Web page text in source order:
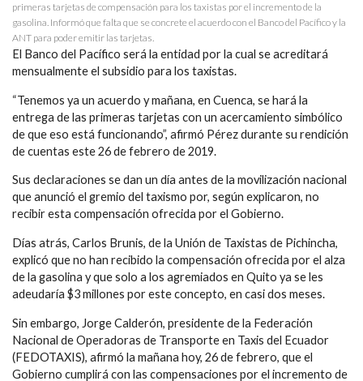
primeras tarjetas de compensación para los taxistas por el incremento de la
gasolina. Informó que falta que se concrete el acuerdo con el Banco del Pacífico y la
ANT para poder emitir las tarjetas.
El Banco del Pacífico será la entidad por la cual se acreditará
mensualmente el subsidio para los taxistas.
“Tenemos ya un acuerdo y mañana, en Cuenca, se hará la
entrega de las primeras tarjetas con un acercamiento simbólico
de que eso está funcionando”, afirmó Pérez durante su rendición
de cuentas este 26 de febrero de 2019.
Sus declaraciones se dan un día antes de la movilización nacional
que anunció el gremio del taxismo por, según explicaron, no
recibir esta compensación ofrecida por el Gobierno.
Días atrás, Carlos Brunis, de la Unión de Taxistas de Pichincha,
explicó que no han recibido la compensación ofrecida por el alza
de la gasolina y que solo a los agremiados en Quito ya se les
adeudaría $3 millones por este concepto, en casi dos meses.
Sin embargo, Jorge Calderón, presidente de la Federación
Nacional de Operadoras de Transporte en Taxis del Ecuador
(FEDOTAXIS), afirmó la mañana hoy, 26 de febrero, que el
Gobierno cumplirá con las compensaciones por el incremento de